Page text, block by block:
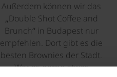
Außerdem können wir das
„Double Shot Coffee and
Brunch“ in Budapest nur
empfehlen. Dort gibt es die
besten Brownies der Stadt.
Wer es gerne etwas